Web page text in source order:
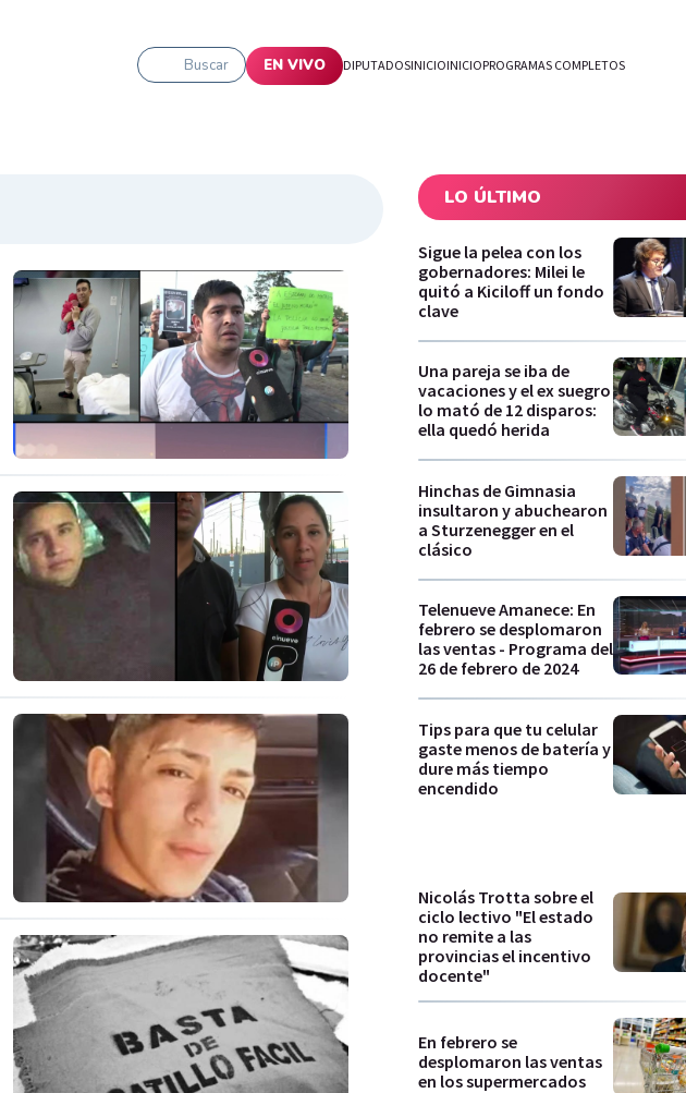
Buscar EN VIVO DIPUTADOSINICIOINICIOPROGRAMAS COMPLETOS
LO ÚLTIMO
Sigue la pelea con los
gobernadores: Milei le
quitó a Kiciloff un fondo
clave
Una pareja se iba de
vacaciones y el ex suegro
lo mató de 12 disparos:
ella quedó herida
Hinchas de Gimnasia
insultaron y abuchearon
a Sturzenegger en el
clásico
Telenueve Amanece: En
febrero se desplomaron
las ventas - Programa del
26 de febrero de 2024
Tips para que tu celular
gaste menos de batería y
dure más tiempo
encendido
Nicolás Trotta sobre el
ciclo lectivo "El estado
no remite a las
provincias el incentivo
docente"
En febrero se
desplomaron las ventas
en los supermercados